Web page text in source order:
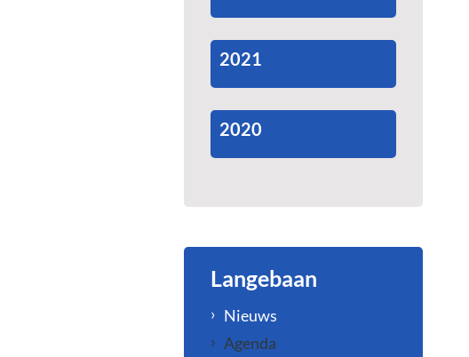
2021
2020
Langebaan
Nieuws
Agenda